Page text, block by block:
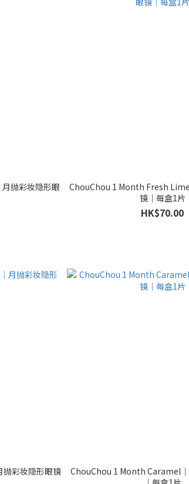
抛彩妆隐形眼
ChouChou 1 Month Fresh
镜｜每盒1片
HK$70.00
彩妆隐形眼镜
ChouChou 1 Month Caramel